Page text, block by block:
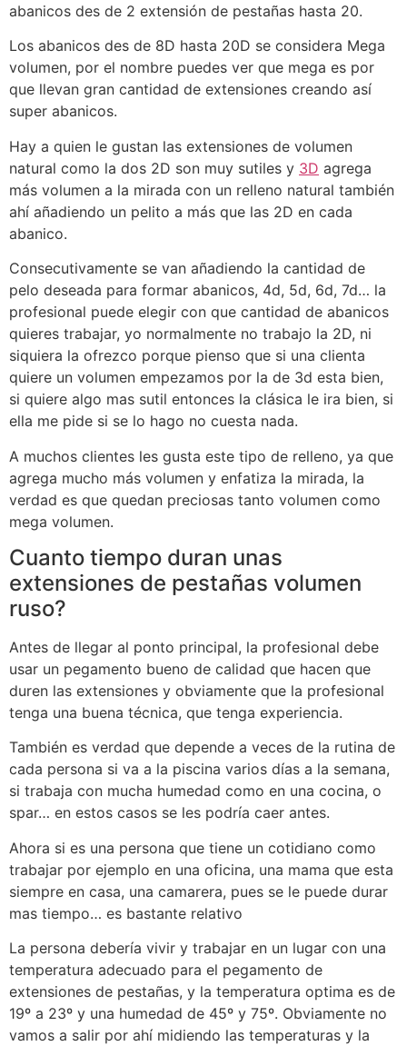
abanicos des de 2 extensión de pestañas hasta 20.
Los abanicos des de 8D hasta 20D se considera Mega
volumen, por el nombre puedes ver que mega es por
que llevan gran cantidad de extensiones creando así
super abanicos.
Hay a quien le gustan las extensiones de volumen
natural como la dos 2D son muy sutiles y 3D agrega
más volumen a la mirada con un relleno natural también
ahí añadiendo un pelito a más que las 2D en cada
abanico.
Consecutivamente se van añadiendo la cantidad de
pelo deseada para formar abanicos, 4d, 5d, 6d, 7d… la
profesional puede elegir con que cantidad de abanicos
quieres trabajar, yo normalmente no trabajo la 2D, ni
siquiera la ofrezco porque pienso que si una clienta
quiere un volumen empezamos por la de 3d esta bien,
si quiere algo mas sutil entonces la clásica le ira bien, si
ella me pide si se lo hago no cuesta nada.
A muchos clientes les gusta este tipo de relleno, ya que
agrega mucho más volumen y enfatiza la mirada, la
verdad es que quedan preciosas tanto volumen como
mega volumen.
Cuanto tiempo duran unas
extensiones de pestañas volumen
ruso?
Antes de llegar al ponto principal, la profesional debe
usar un pegamento bueno de calidad que hacen que
duren las extensiones y obviamente que la profesional
tenga una buena técnica, que tenga experiencia.
También es verdad que depende a veces de la rutina de
cada persona si va a la piscina varios días a la semana,
si trabaja con mucha humedad como en una cocina, o
spar… en estos casos se les podría caer antes.
Ahora si es una persona que tiene un cotidiano como
trabajar por ejemplo en una oficina, una mama que esta
siempre en casa, una camarera, pues se le puede durar
mas tiempo… es bastante relativo
La persona debería vivir y trabajar en un lugar con una
temperatura adecuado para el pegamento de
extensiones de pestañas, y la temperatura optima es de
19º a 23º y una humedad de 45º y 75º. Obviamente no
vamos a salir por ahí midiendo las temperaturas y la